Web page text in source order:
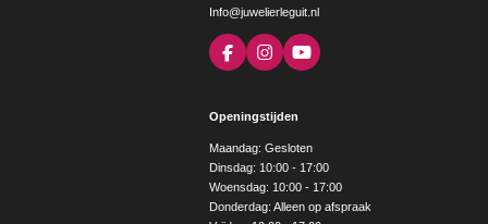
Info@juwelierleguit.nl
F
a
b
o
k
I
n
a
g
r
a
m
Y
o
e
Openingstijden
Maandag: Gesloten
Dinsdag: 10:00 - 17:00
Woensdag: 10:00 - 17:00
Donderdag: Alleen op afspraak